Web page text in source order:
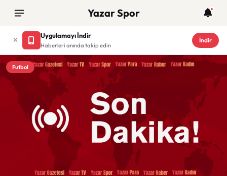
Yazar Spor
Uygulamayı İndir
Haberleri anında takip edin
İndir
Futbol